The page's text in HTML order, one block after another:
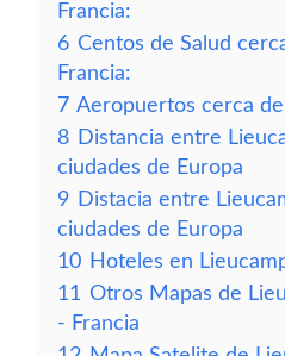
Francia:
6 Centos de Salud
Francia:
7 Aeropuertos cerca
8 Distancia entre
ciudades de Europa
9 Distacia entre
ciudades de Europa
10 Hoteles en
11 Otros Mapas de
- Francia